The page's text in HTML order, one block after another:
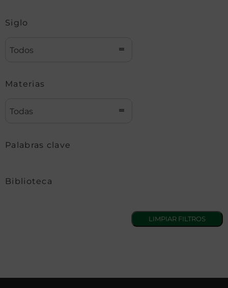
Siglo
Todos
Materias
Todas
Palabras clave
Biblioteca